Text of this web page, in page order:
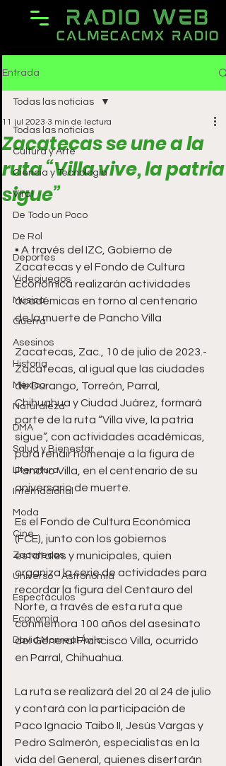
Entrada
Todas las noticias
Cultura y Arte
Ciencia y Tecnología
Viral
De Todo un Poco
De Rol
Deportes
Videojuegos
Música
Guerra
Asesinos
Historia
México
Naturaleza
DMA
Salud y Bienestar
Literatura
Internacional
Moda
Cine
Zacatecas
Universo - Astronomía
Espectáculos
Economía
David Monreal Ávila
Todas las noticias
Zacatecas se une a la
ruta “Villa vive, la patria
sigue”
11 jul 2023 3 min de lectura
▪ A través del IZC, Gobierno de
Zacatecas y el Fondo de Cultura
Económica realizarán actividades
académicas en torno al centenario
de la muerte de Pancho Villa
Zacatecas, Zac., 10 de julio de 2023.-
Zacatecas, al igual que las ciudades
de Durango, Torreón, Parral,
Chihuahua y Ciudad Juárez, formará
parte de la ruta “Villa vive, la patria
sigue”, con actividades académicas,
para rendir homenaje a la figura de
Pancho Villa, en el centenario de su
aniversario de muerte.
Es el Fondo de Cultura Económica
(FCE), junto con los gobiernos
estatales y municipales, quien
organiza la serie de actividades para
recordar la figura del Centauro del
Norte, a través de esta ruta que
conmemora 100 años del asesinato
del General Francisco Villa, ocurrido
en Parral, Chihuahua.
La ruta se realizará del 20 al 24 de julio
y contará con la participación de
Paco Ignacio Taibo II, Jesús Vargas y
Pedro Salmerón, especialistas en la
vida del General, quienes disertarán